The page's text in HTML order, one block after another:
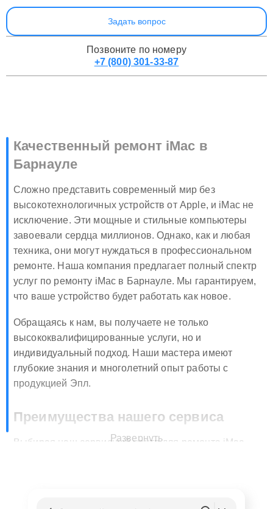
Задать вопрос
Позвоните по номеру
+7 (800) 301-33-87
Качественный ремонт iMac в
Барнауле
Сложно представить современный мир без
высокотехнологичных устройств от Apple, и iMac не
исключение. Эти мощные и стильные компьютеры
завоевали сердца миллионов. Однако, как и любая
техника, они могут нуждаться в профессиональном
ремонте. Наша компания предлагает полный спектр
услуг по ремонту iMac в Барнауле. Мы гарантируем,
что ваше устройство будет работать как новое.
Обращаясь к нам, вы получаете не только
высококвалифицированные услуги, но и
индивидуальный подход. Наши мастера имеют
глубокие знания и многолетний опыт работы с
продукцией Эпл.
Преимущества нашего сервиса
Выбирая наш сервисный центр для ремонта iMac,
надежность вашего устройства. Во-вторых, наша
Развернуть